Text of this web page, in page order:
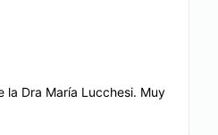
la Dra María Lucchesi. Muy